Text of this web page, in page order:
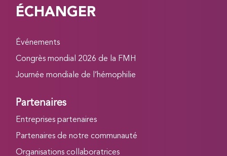
ÉCHANGER
Événements
Congrès mondial 2026 de la FMH
Journée mondiale de l’hémophilie
Partenaires
Entreprises partenaires
Partenaires de notre communauté
Organisations collaboratrices